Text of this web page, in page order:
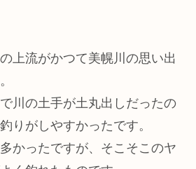
上流がかつて美幌川の思い出
川の土手が土丸出しだったの
りがしやすかったです。
かったですが、そこそこのヤ